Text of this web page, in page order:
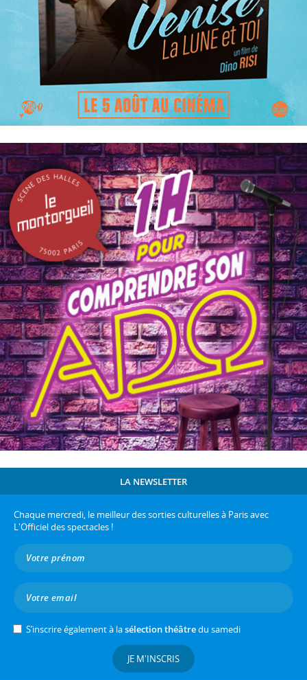
LA NEWSLETTER
Chaque mercredi, le meilleur des sorties culturelles à Paris avec
L'Officiel des spectacles !
S’inscrire également à lasélection théâtredu samedi
JE M'INSCRIS